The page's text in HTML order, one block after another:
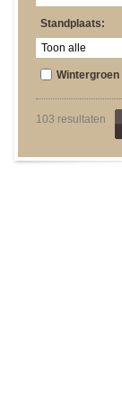
Standplaats:
Wintergroen
103 resultaten